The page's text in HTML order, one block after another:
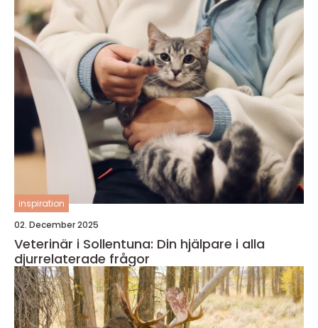
inspiration
02. December 2025
Veterinär i Sollentuna: Din hjälpare i alla
djurrelaterade frågor